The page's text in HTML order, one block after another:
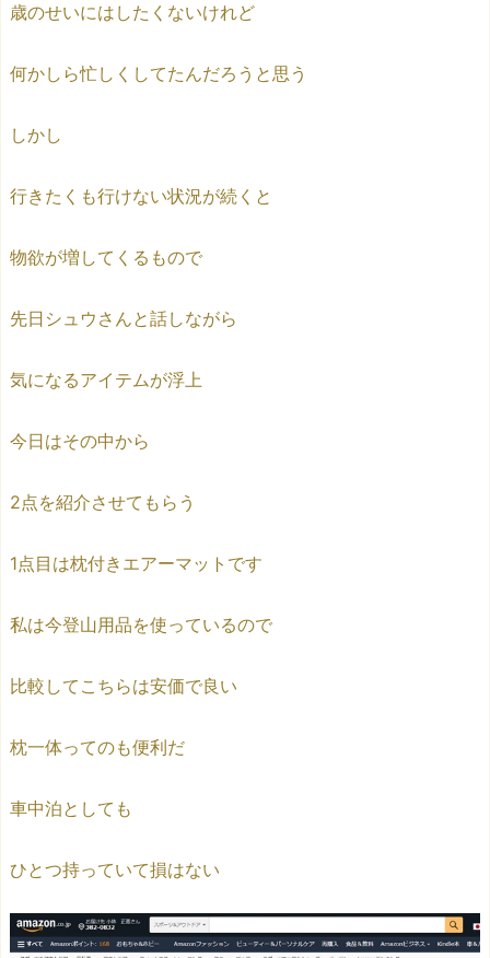
歳のせいにはしたくないけれど
何かしら忙しくしてたんだろうと思う
しかし
行きたくも行けない状況が続くと
物欲が増してくるもので
先日シュウさんと話しながら
気になるアイテムが浮上
今日はその中から
2点を紹介させてもらう
1点目は枕付きエアーマットです
私は今登山用品を使っているので
比較してこちらは安価で良い
枕一体ってのも便利だ
車中泊としても
ひとつ持っていて損はない